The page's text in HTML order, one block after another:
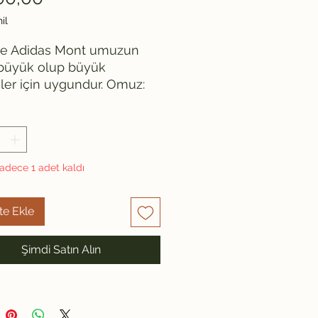
Adidas Mont umuzun
büyük olup büyük
için uygundur. Omuz:
1 adet kaldı
Ekle
Şimdi Satın Alın